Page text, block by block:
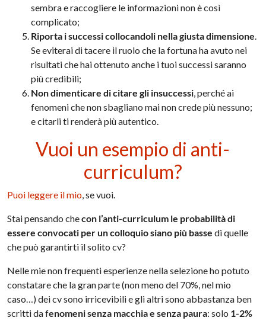
sembra e raccogliere le informazioni non è così
complicato;
Riporta i successi collocandoli nella giusta dimensione.
Se eviterai di tacere il ruolo che la fortuna ha avuto nei
risultati che hai ottenuto anche i tuoi successi saranno
più credibili;
Non dimenticare di citare gli insuccessi, perché ai
fenomeni che non sbagliano mai non crede più nessuno;
e citarli ti renderà più autentico.
Vuoi un esempio di anti-
curriculum?
Puoi leggere il mio, se vuoi.
Stai pensando checon l’anti-curriculum le probabilità di
essere convocati per un colloquio siano più basse di quelle
che può garantirti il solito cv?
Nelle mie non frequenti esperienze nella selezione ho potuto
constatare che la gran parte (non meno del 70%, nel mio
caso…) dei cv sono irricevibili e gli altri sono abbastanza ben
scritti da fenomeni senza macchia e senza paura: solo 1-2%